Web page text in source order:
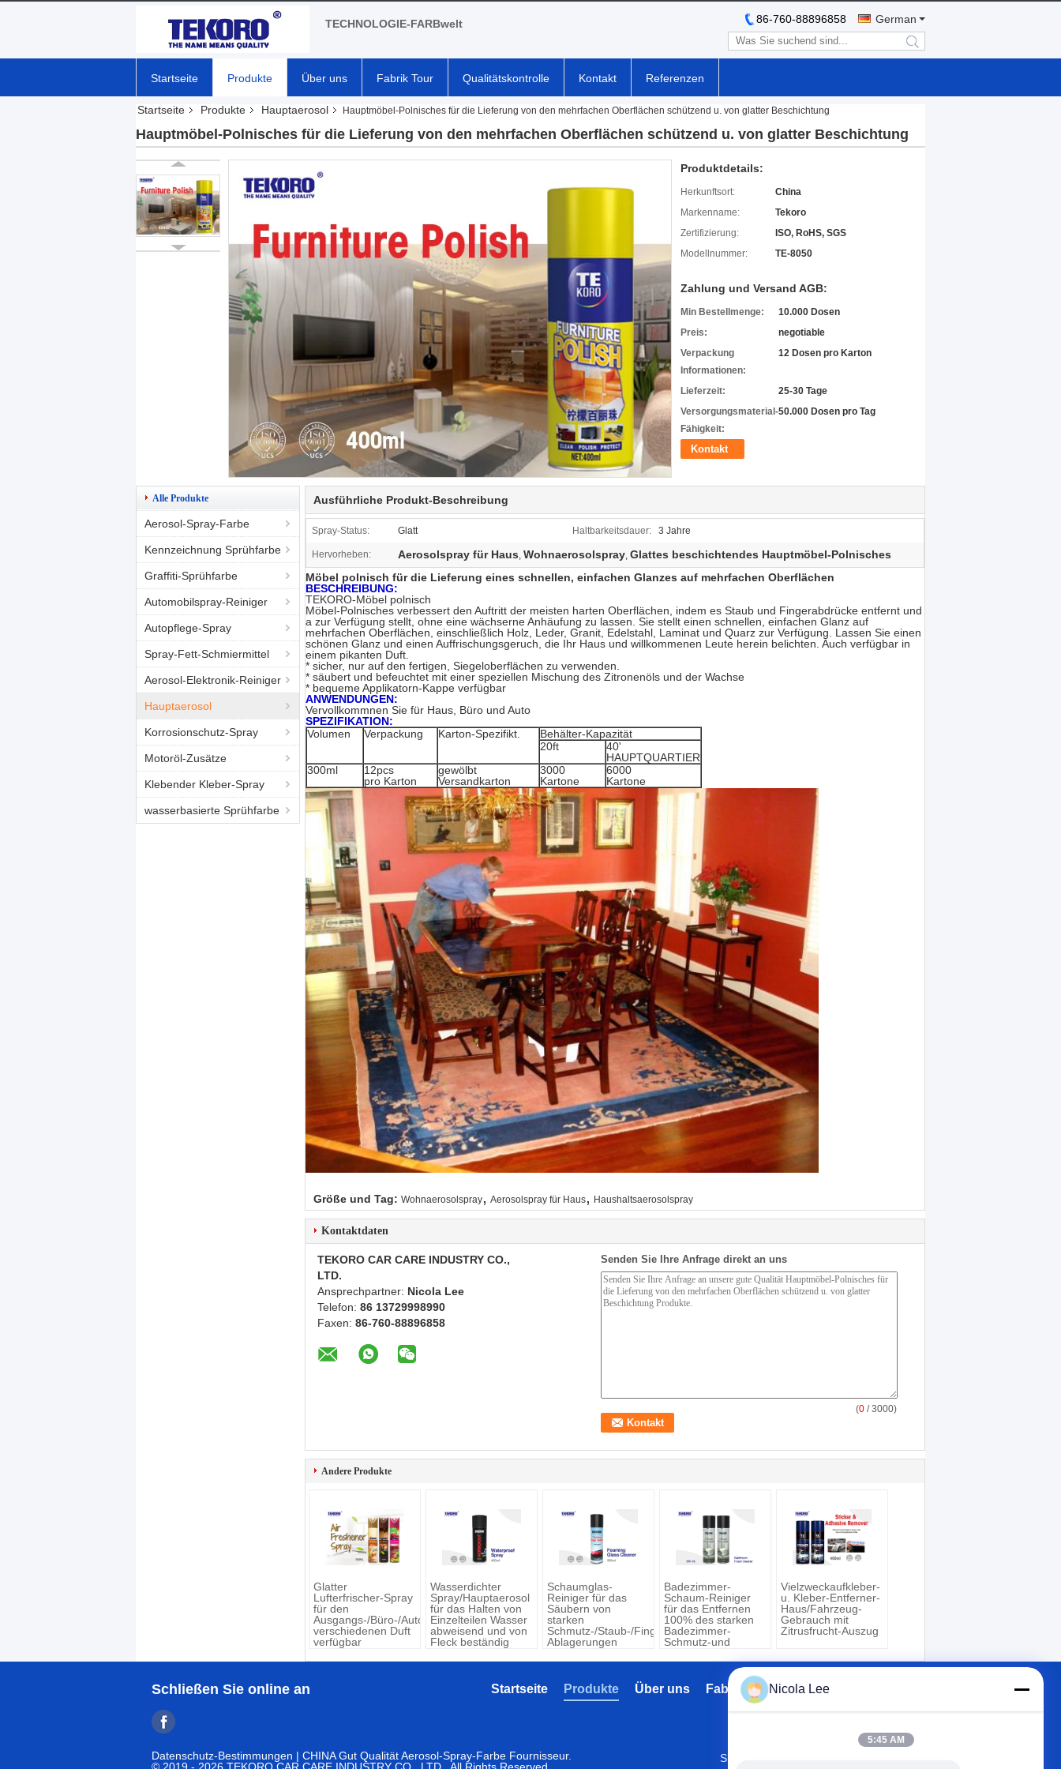
TECHNOLOGIE-FARBwelt German
86-760-88896858
search
Startseite Produkte Über uns Fabrik Tour Qualitätskontrolle Kontakt Referenzen
Startseite Produkte Hauptaerosol Hauptmöbel-Polnisches für die Lieferung von den mehrfachen Oberflächen schützend u. von glatter Beschichtung
Hauptmöbel-Polnisches für die Lieferung von den mehrfachen Oberflächen schützend u. von glatter Beschichtung
Produktdetails:
Herkunftsort:
China
Markenname:
Tekoro
Zertifizierung:
ISO, RoHS, SGS
Modellnummer:
TE-8050
Zahlung und Versand AGB:
Min Bestellmenge:
10.000 Dosen
Preis:
negotiable
Verpackung
Informationen:
12 Dosen pro Karton
Lieferzeit:
25-30 Tage
Versorgungsmaterial-
Fähigkeit:
50.000 Dosen pro Tag
Kontakt
Alle Produkte
Aerosol-Spray-Farbe
Kennzeichnung Sprühfarbe
Graffiti-Sprühfarbe
Automobilspray-Reiniger
Autopflege-Spray
Spray-Fett-Schmiermittel
Aerosol-Elektronik-Reiniger
Hauptaerosol
Korrosionschutz-Spray
Motoröl-Zusätze
Klebender Kleber-Spray
wasserbasierte Sprühfarbe
Ausführliche Produkt-Beschreibung
Spray-Status: Glatt Haltbarkeitsdauer: 3 Jahre
Hervorheben: Aerosolspray für Haus, Wohnaerosolspray, Glattes beschichtendes Hauptmöbel-Polnisches
Möbel polnisch für die Lieferung eines schnellen, einfachen Glanzes auf mehrfachen Oberflächen
BESCHREIBUNG:
TEKORO-Möbel polnisch
Möbel-Polnisches verbessert den Auftritt der meisten harten Oberflächen, indem es Staub und Fingerabdrücke entfernt und
a zur Verfügung stellt, ohne eine wächserne Anhäufung zu lassen. Sie stellt einen schnellen, einfachen Glanz auf
mehrfachen Oberflächen, einschließlich Holz, Leder, Granit, Edelstahl, Laminat und Quarz zur Verfügung. Lassen Sie einen
schönen Glanz und einen Auffrischungsgeruch, die Ihr Haus und willkommenen Leute herein belichten. Auch verfügbar in
einem pikanten Duft.
* sicher, nur auf den fertigen, Siegeloberflächen zu verwenden.
* säubert und befeuchtet mit einer speziellen Mischung des Zitronenöls und der Wachse
* bequeme Applikatorn-Kappe verfügbar
ANWENDUNGEN:
Vervollkommnen Sie für Haus, Büro und Auto
SPEZIFIKATION:
Volumen
Verpackung Karton-Spezifikt.
Behälter-Kapazität
20ft
40'
HAUPTQUARTIER
300ml
12pcs
pro Karton
gewölbt
Versandkarton
3000
Kartone
6000
Kartone
Größe und Tag: Wohnaerosolspray, Aerosolspray für Haus, Haushaltsaerosolspray
Kontaktdaten
TEKORO CAR CARE INDUSTRY CO.,
LTD.
Ansprechpartner: Nicola Lee
Telefon: 86 13729998990
Faxen: 86-760-88896858
Senden Sie Ihre Anfrage direkt an uns
(0 / 3000)
Andere Produkte
Glatter
Lufterfrischer-Spray
für den
Ausgangs-/Büro-/Auto-
verschiedenen Duft
verfügbar
Wasserdichter
Spray/Hauptaerosol
für das Halten von
Einzelteilen Wasser
abweisend und von
Fleck beständig
Schaumglas-
Reiniger für das
Säubern von
starken
Schmutz-/Staub-/Fingerabdruck-/Dunst-
Ablagerungen
Badezimmer-
Schaum-Reiniger
für das Entfernen
100% des starken
Badezimmer-
Schmutz-und
Vielzweckaufkleber-
u. Kleber-Entferner-
Haus/Fahrzeug-
Gebrauch mit
Zitrusfrucht-Auszug
Schließen Sie online an Kontakte
Fabrik Tour
Über uns
Produkte
Startseite
Datenschutz-Bestimmungen | CHINA Gut Qualität Aerosol-Spray-Farbe Fournisseur.
Shuanghe Rd, Zhaiwu-Stadt, Heshan,
Nicola Lee
5:45 AM